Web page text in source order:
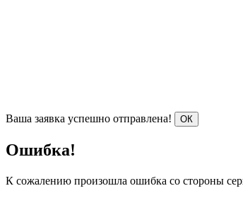
Ваша заявка успешно отправлена! ОК
Ошибка!
К сожалению произошла ошибка со стороны